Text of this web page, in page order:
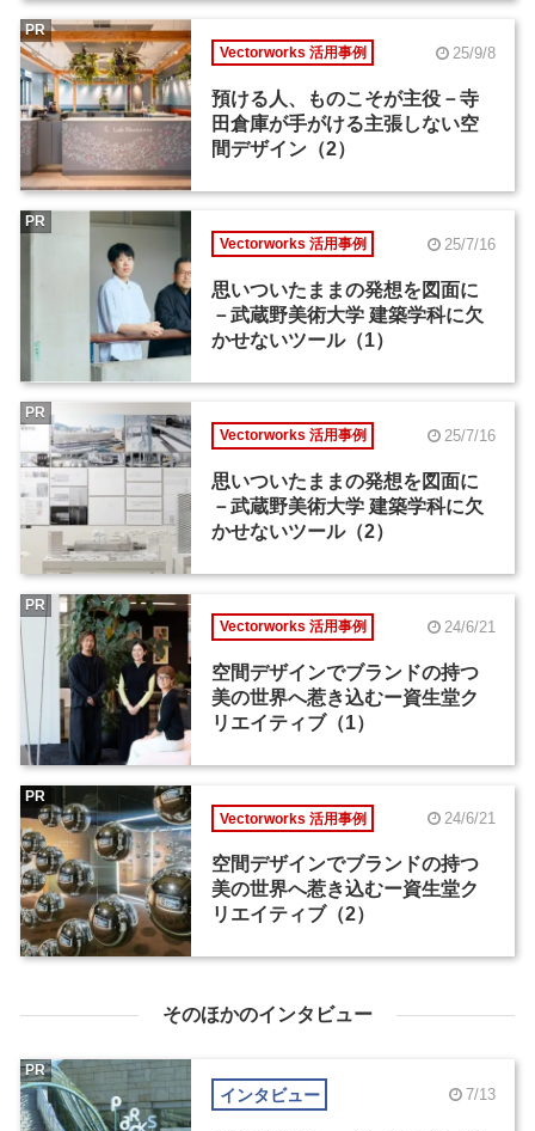
Vectorworks 活用事例 25/9/8
預ける人、ものこそが主役－寺
田倉庫が手がける主張しない空
間デザイン（2）
PR
Vectorworks 活用事例 25/7/16
思いついたままの発想を図面に
－武蔵野美術大学 建築学科に欠
かせないツール（1）
PR
Vectorworks 活用事例 25/7/16
思いついたままの発想を図面に
－武蔵野美術大学 建築学科に欠
かせないツール（2）
PR
Vectorworks 活用事例 24/6/21
空間デザインでブランドの持つ
美の世界へ惹き込むー資生堂ク
リエイティブ（1）
PR
Vectorworks 活用事例 24/6/21
空間デザインでブランドの持つ
美の世界へ惹き込むー資生堂ク
リエイティブ（2）
PR
そのほかのインタビュー
インタビュー 7/13
PR